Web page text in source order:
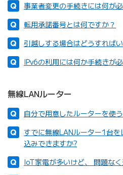
事業者変更の手続きには何が
転用承諾番号とは何ですか？
引越しする場合はどうすれば
IPv6の利用には何か手続きが
無線LANルーター
自分で用意したルーターを使
すでに無線LANルーター1台
込みできますか?
IoT家電が多いけど、 問題な